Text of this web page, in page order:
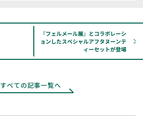
『フェルメール展』とコラボレーシ
ョンしたスペシャルアフタヌーンテ
ィーセットが登場
すべての記事一覧へ